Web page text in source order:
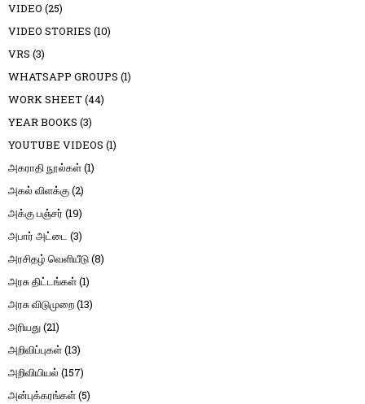
VIDEO (25)
VIDEO STORIES (10)
VRS (3)
WHATSAPP GROUPS (1)
WORK SHEET(44)
YEAR BOOKS (3)
YOUTUBE VIDEOS (1)
அகராதி நூல்கள்(1)
அகல் விளக்கு(2)
அக்கு பஞ்சர் (19)
அபார் அட்டை (3)
அரசிதழ் வெளியீடு(8)
அரசு திட்டங்கள்(1)
அரசு விடுமுறை(13)
அரியது(21)
அறிவிப்புகள்(13)
அறிவியியல் (157)
அன்புக்கரங்கள்(5)